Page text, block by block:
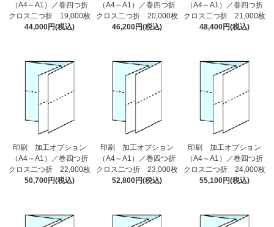
（A4～A1）／巻四つ折
クロス二つ折 19,000枚
44,000円(税込)
（A4～A1）／巻四つ折
クロス二つ折 20,000枚
46,200円(税込)
（A4～A1）／巻四つ折
クロス二つ折 21,000枚
48,400円(税込)
印刷 加工オプション
（A4～A1）／巻四つ折
クロス二つ折 22,000枚
50,700円(税込)
印刷 加工オプション
（A4～A1）／巻四つ折
クロス二つ折 23,000枚
52,800円(税込)
印刷 加工オプション
（A4～A1）／巻四つ折
クロス二つ折 24,000枚
55,100円(税込)